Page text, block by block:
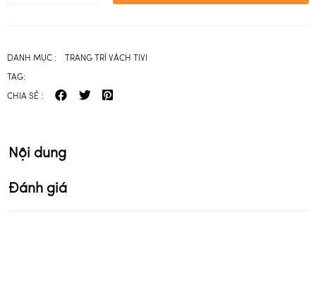
DANH MỤC : TRANG TRÍ VÁCH TIVI
TAG:
CHIA SẺ :
Nội dung
Đánh giá